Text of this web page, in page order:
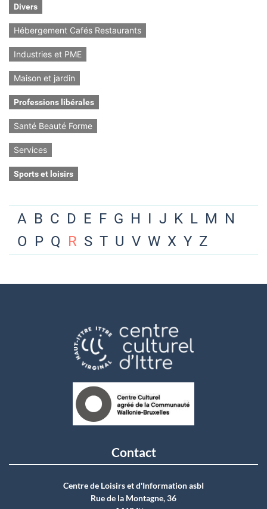
Divers
Hébergement Cafés Restaurants
Industries et PME
Maison et jardin
Professions libérales
Santé Beauté Forme
Services
Sports et loisirs
A B C D E F G H I J K L M N
O P Q R S T U V W X Y Z
Contact
Centre de Loisirs et d'Information asbI
Rue de la Montagne, 36